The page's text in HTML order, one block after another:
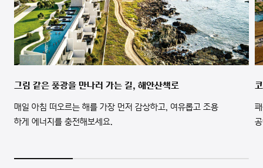
그림 같은 풍광을 만나러 가는 길, 해안산책로
매일 아침 떠오르는 해를 가장 먼저 감상하고, 여유롭고 조용
하게 에너지를 충전해보세요.